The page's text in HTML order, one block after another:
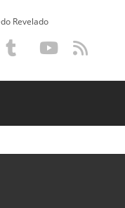
Revelado